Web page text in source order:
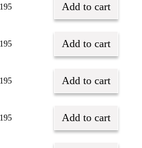
195 Add to cart
195 Add to cart
195 Add to cart
195 Add to cart